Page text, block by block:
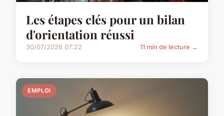
Les étapes clés pour un bilan
d'orientation réussi
30/07/2026 07:22 11 min de lecture →
EMPLOI